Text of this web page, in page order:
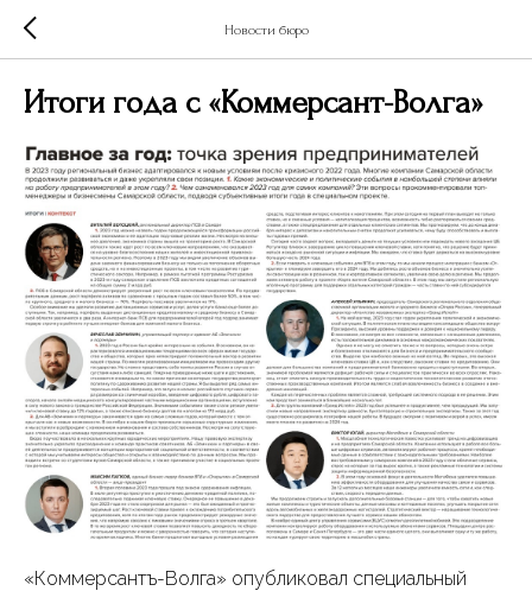
Новости бюро
Итоги года с «Коммерсант-Волга»
«Коммерсантъ-Волга» опубликовал специальный